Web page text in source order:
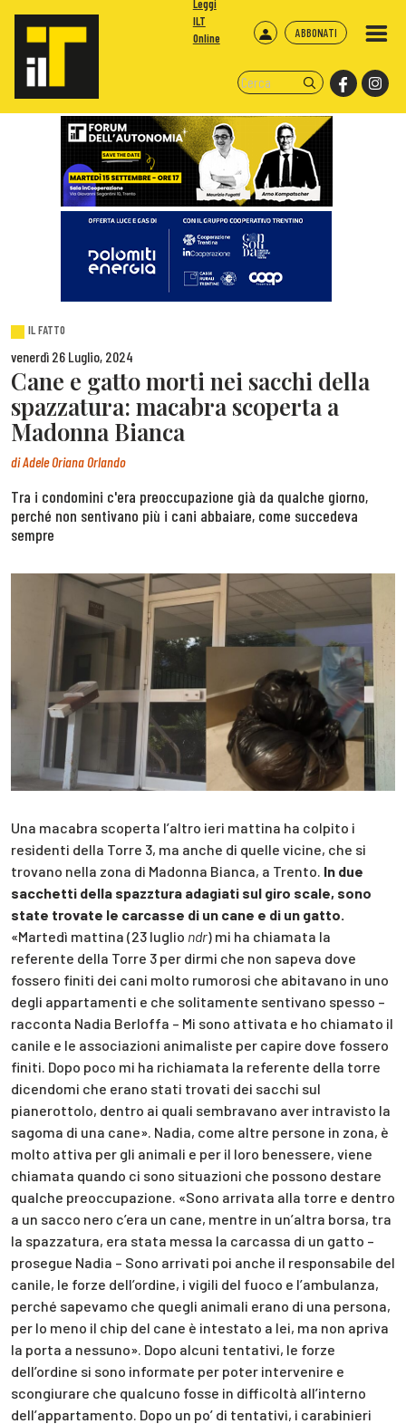
ABBONATI
Leggi
ILT
Online
IL FATTO
venerdì 26 Luglio, 2024
Cane e gatto morti nei sacchi della
spazzatura: macabra scoperta a
Madonna Bianca
diAdele Oriana Orlando
Tra i condomini c'era preoccupazione già da qualche giorno,
perché non sentivano più i cani abbaiare, come succedeva
sempre
Una macabra scoperta l’altro ieri mattina ha colpito i
residenti della Torre 3, ma anche di quelle vicine, che si
trovano nella zona di Madonna Bianca, a Trento. In due
sacchetti della spazztura adagiati sul giro scale, sono
state trovate le carcasse di un cane e di un gatto.
«Martedì mattina (23 luglio ndr) mi ha chiamata la
referente della Torre 3 per dirmi che non sapeva dove
fossero finiti dei cani molto rumorosi che abitavano in uno
degli appartamenti e che solitamente sentivano spesso –
racconta Nadia Berloffa – Mi sono attivata e ho chiamato il
canile e le associazioni animaliste per capire dove fossero
finiti. Dopo poco mi ha richiamata la referente della torre
dicendomi che erano stati trovati dei sacchi sul
pianerottolo, dentro ai quali sembravano aver intravisto la
sagoma di una cane». Nadia, come altre persone in zona, è
molto attiva per gli animali e per il loro benessere, viene
chiamata quando ci sono situazioni che possono destare
qualche preoccupazione. «Sono arrivata alla torre e dentro
a un sacco nero c’era un cane, mentre in un’altra borsa, tra
la spazzatura, era stata messa la carcassa di un gatto –
prosegue Nadia – Sono arrivati poi anche il responsabile del
canile, le forze dell’ordine, i vigili del fuoco e l’ambulanza,
perché sapevamo che quegli animali erano di una persona,
per lo meno il chip del cane è intestato a lei, ma non apriva
la porta a nessuno». Dopo alcuni tentativi, le forze
dell’ordine si sono informate per poter intervenire e
scongiurare che qualcuno fosse in difficoltà all’interno
dell’appartamento. Dopo un po’ di tentativi, i carabinieri